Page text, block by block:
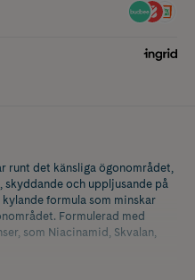
runt det känsliga ögonområdet,
skyddande och uppljusande på
formula som minskar
Formulerad med
som Niacinamid, Skvalan,